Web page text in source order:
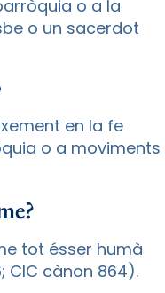
o a la
o un sacerdot
en la fe
o a moviments
tot ésser humà
CIC cànon 864).